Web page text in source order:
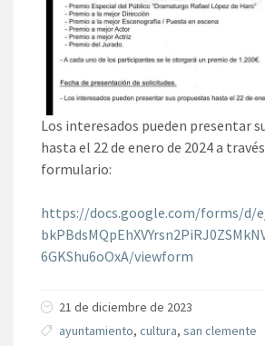
Los interesados pueden presentar
hasta el 22 de enero de 2024 a
formulario:
https://docs.google.com/forms/d/
6GKShu6oOxA/viewform
21 de diciembre de 2023
ayuntamiento, cultura, san clemente